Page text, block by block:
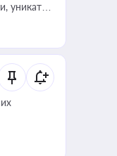
уникати